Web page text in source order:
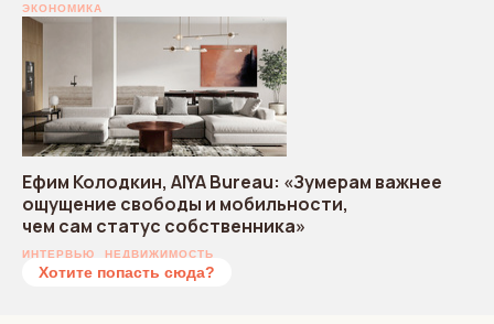
ЭКОНОМИКА
Ефим Колодкин, AIYA Bureau: «Зумерам важнее
ощущение свободы и мобильности,
чем сам статус собственника»
ИНТЕРВЬЮ НЕДВИЖИМОСТЬ
Хотите попасть сюда?